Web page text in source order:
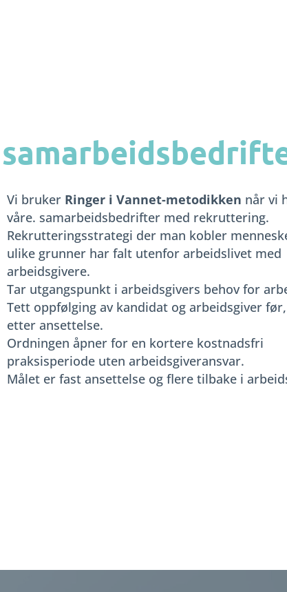
Vi bruker Ringer i Vannet-metodikken når vi
våre. samarbeidsbedrifter med rekruttering.
Rekrutteringsstrategi der man kobler
ulike grunner har falt utenfor arbeidslivet med
arbeidsgivere.
Tar utgangspunkt i arbeidsgivers behov for
Tett oppfølging av kandidat og arbeidsgiver
etter ansettelse.
Ordningen åpner for en kortere kostnadsfri
praksisperiode uten arbeidsgiveransvar.
Målet er fast ansettelse og flere tilbake i